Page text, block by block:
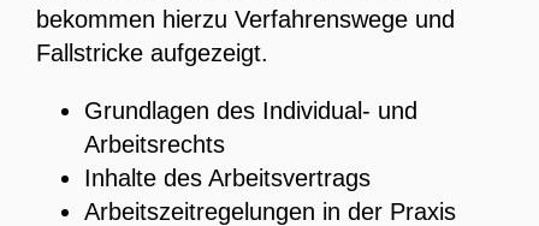
bekommen hierzu Verfahrenswege und
Fallstricke aufgezeigt.
Grundlagen des Individual- und
Arbeitsrechts
Inhalte des Arbeitsvertrags
Arbeitszeitregelungen in der Praxis